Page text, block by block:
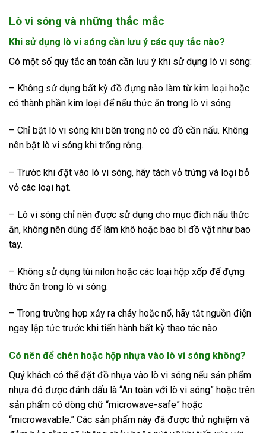
Lò vi sóng và những thắc mắc
Khi sử dụng lò vi sóng cần lưu ý các quy tắc nào?
Có một số quy tắc an toàn cần lưu ý khi sử dụng lò vi sóng:
– Không sử dụng bất kỳ đồ đựng nào làm từ kim loại hoặc
có thành phần kim loại để nấu thức ăn trong lò vi sóng.
– Chỉ bật lò vi sóng khi bên trong nó có đồ cần nấu. Không
nên bật lò vi sóng khi trống rỗng.
– Trước khi đặt vào lò vi sóng, hãy tách vỏ trứng và loại bỏ
vỏ các loại hạt.
– Lò vi sóng chỉ nên được sử dụng cho mục đích nấu thức
ăn, không nên dùng để làm khô hoặc bao bì đồ vật như bao
tay.
– Không sử dụng túi nilon hoặc các loại hộp xốp để đựng
thức ăn trong lò vi sóng.
– Trong trường hợp xảy ra cháy hoặc nổ, hãy tắt nguồn điện
ngay lập tức trước khi tiến hành bất kỳ thao tác nào.
Có nên để chén hoặc hộp nhựa vào lò vi sóng không?
Quý khách có thể đặt đồ nhựa vào lò vi sóng nếu sản phẩm
nhựa đó được đánh dấu là “An toàn với lò vi sóng” hoặc trên
sản phẩm có dòng chữ “microwave-safe” hoặc
“microwavable.” Các sản phẩm này đã được thử nghiệm và